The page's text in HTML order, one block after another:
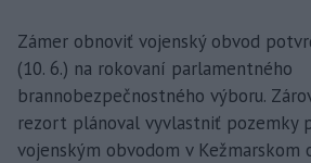
Zámer obnoviť vojenský obvod
(10. 6.) na rokovaní parlamentného
brannobezpečnostného výboru.
rezort plánoval vyvlastniť pozemky
vojenským obvodom v Kežmarskom